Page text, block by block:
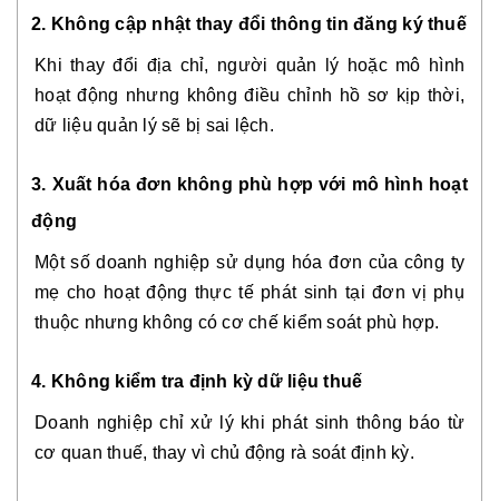
2. Không cập nhật thay đổi thông tin đăng ký thuế
Khi thay đổi địa chỉ, người quản lý hoặc mô hình
hoạt động nhưng không điều chỉnh hồ sơ kịp thời,
dữ liệu quản lý sẽ bị sai lệch.
3. Xuất hóa đơn không phù hợp với mô hình hoạt
động
Một số doanh nghiệp sử dụng hóa đơn của công ty
mẹ cho hoạt động thực tế phát sinh tại đơn vị phụ
thuộc nhưng không có cơ chế kiểm soát phù hợp.
4. Không kiểm tra định kỳ dữ liệu thuế
Doanh nghiệp chỉ xử lý khi phát sinh thông báo từ
cơ quan thuế, thay vì chủ động rà soát định kỳ.